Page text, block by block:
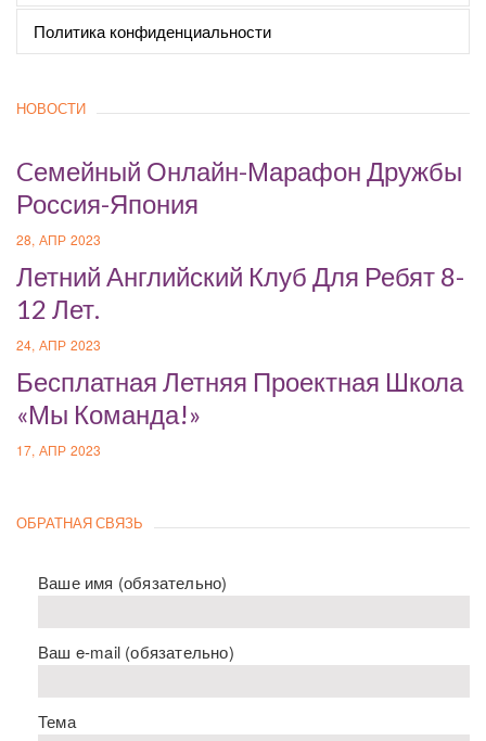
Политика конфиденциальности
НОВОСТИ
Cемейный Онлайн-Марафон Дружбы
Россия-Япония
28, АПР 2023
Летний Английский Клуб Для Ребят 8-
12 Лет.
24, АПР 2023
Бесплатная Летняя Проектная Школа
«Мы Команда!»
17, АПР 2023
ОБРАТНАЯ СВЯЗЬ
Ваше имя (обязательно)
Ваш e-mail (обязательно)
Тема